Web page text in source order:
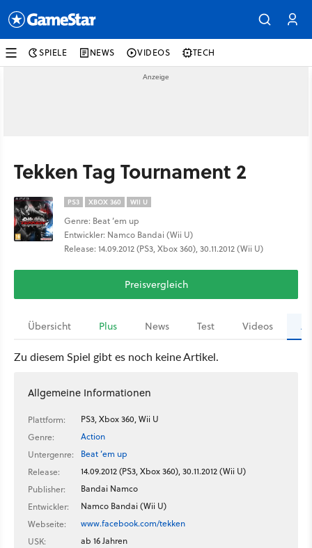
SPIELE NEWS VIDEOS TECH
Tekken Tag Tournament 2
PS3 XBOX 360 WII U
Genre: Beat ’em up
Entwickler: Namco Bandai (Wii U)
Release: 14.09.2012 (PS3, Xbox 360), 30.11.2012 (Wii U)
Preisvergleich
Übersicht Plus News Test Videos
Zu diesem Spiel gibt es noch keine Artikel.
Allgemeine Informationen
Plattform:
PS3, Xbox 360, Wii U
Genre:
Action
Untergenre:
Beat ’em up
Release:
14.09.2012 (PS3, Xbox 360), 30.11.2012 (Wii U)
Publisher:
Bandai Namco
Entwickler:
Namco Bandai (Wii U)
Webseite:
www.facebook.com/tekken
USK:
ab 16 Jahren